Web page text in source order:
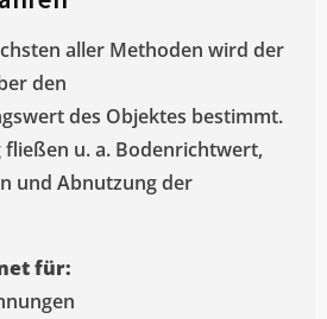
aller Methoden wird der
den
des Objektes bestimmt.
fließen u. a. Bodenrichtwert,
und Abnutzung der
für: